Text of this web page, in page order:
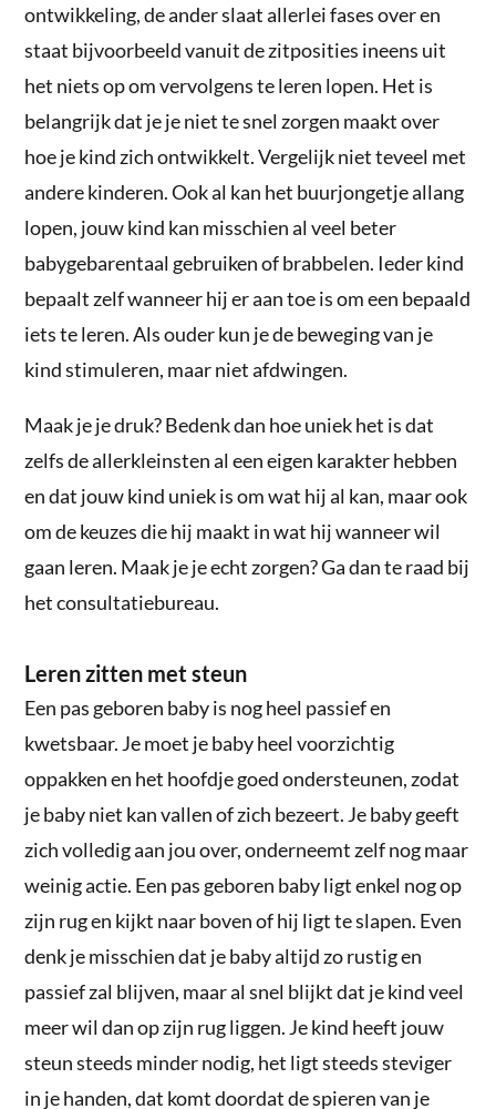
ontwikkeling, de ander slaat allerlei fases over en
staat bijvoorbeeld vanuit de zitposities ineens uit
het niets op om vervolgens te leren lopen. Het is
belangrijk dat je je niet te snel zorgen maakt over
hoe je kind zich ontwikkelt. Vergelijk niet teveel met
andere kinderen. Ook al kan het buurjongetje allang
lopen, jouw kind kan misschien al veel beter
babygebarentaal gebruiken of brabbelen. Ieder kind
bepaalt zelf wanneer hij er aan toe is om een bepaald
iets te leren. Als ouder kun je de beweging van je
kind stimuleren, maar niet afdwingen.
Maak je je druk? Bedenk dan hoe uniek het is dat
zelfs de allerkleinsten al een eigen karakter hebben
en dat jouw kind uniek is om wat hij al kan, maar ook
om de keuzes die hij maakt in wat hij wanneer wil
gaan leren. Maak je je echt zorgen? Ga dan te raad bij
het consultatiebureau.
Leren zitten met steun
Een pas geboren baby is nog heel passief en
kwetsbaar. Je moet je baby heel voorzichtig
oppakken en het hoofdje goed ondersteunen, zodat
je baby niet kan vallen of zich bezeert. Je baby geeft
zich volledig aan jou over, onderneemt zelf nog maar
weinig actie. Een pas geboren baby ligt enkel nog op
zijn rug en kijkt naar boven of hij ligt te slapen. Even
denk je misschien dat je baby altijd zo rustig en
passief zal blijven, maar al snel blijkt dat je kind veel
meer wil dan op zijn rug liggen. Je kind heeft jouw
steun steeds minder nodig, het ligt steeds steviger
in je handen, dat komt doordat de spieren van je